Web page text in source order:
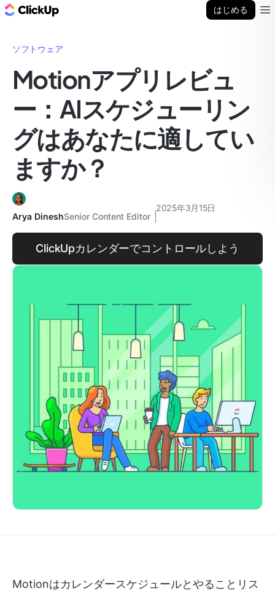
はじめる
ソフトウェア
Motionアプリレビュ
ー：AIスケジューリン
グはあなたに適してい
ますか？
Arya DineshSenior Content Editor
2025年3月15日
ClickUpカレンダーでコントロールしよう
Motionはカレンダースケジュールとやることリス